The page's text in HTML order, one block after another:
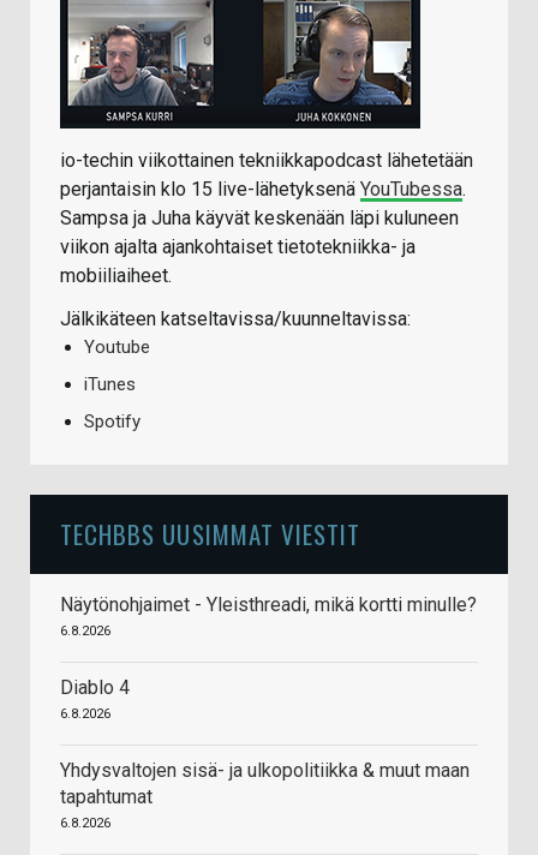
io-techin viikottainen tekniikkapodcast lähetetään
perjantaisin klo 15 live-lähetyksenä YouTubessa.
Sampsa ja Juha käyvät keskenään läpi kuluneen
viikon ajalta ajankohtaiset tietotekniikka- ja
mobiiliaiheet.
Jälkikäteen katseltavissa/kuunneltavissa:
Youtube
iTunes
Spotify
TECHBBS UUSIMMAT VIESTIT
Näytönohjaimet - Yleisthreadi, mikä kortti minulle?
6.8.2026
Diablo 4
6.8.2026
Yhdysvaltojen sisä- ja ulkopolitiikka & muut maan
tapahtumat
6.8.2026